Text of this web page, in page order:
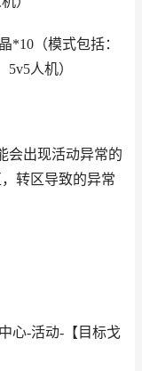
（模式包括：
人机）
出现活动异常的
转区导致的异常
-活动-【目标戈